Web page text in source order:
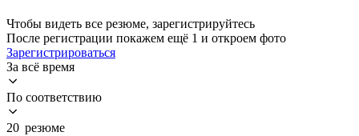
Чтобы видеть все резюме, зарегистрируйтесь
После регистрации покажем ещё 1 и откроем фото
Зарегистрироваться
За всё время
По соответствию
20 резюме